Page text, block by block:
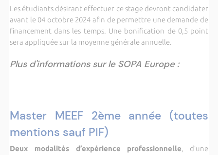
Les étudiants désirant effectuer ce stage devront candidater
avant le 04 octobre 2024 afin de permettre une demande de
financement dans les temps. Une bonification de 0,5 point
sera appliquée sur la moyenne générale annuelle.
Plus d'informations sur le SOPA Europe :
Master MEEF 2ème année (toutes
mentions sauf PIF)
Deux modalités d’expérience professionnelle, d’une